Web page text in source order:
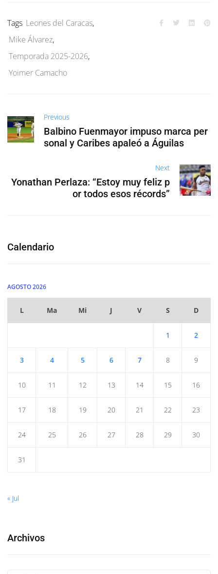
Tags Leones del Caracas,
Mike Álvarez,
Temporada 2025-2026,
Yoimer Camacho
Previous
Balbino Fuenmayor impuso marca per
sonal y Caribes apaleó a Águilas
Next
Yonathan Perlaza: “Estoy muy feliz p
or todos esos récords”
Calendario
AGOSTO 2026
L Ma Mi J V S D
1 2
3 4 5 6 7 8 9
10 11 12 13 14 15 16
17 18 19 20 21 22 23
24 25 26 27 28 29 30
31
« Jul
Archivos